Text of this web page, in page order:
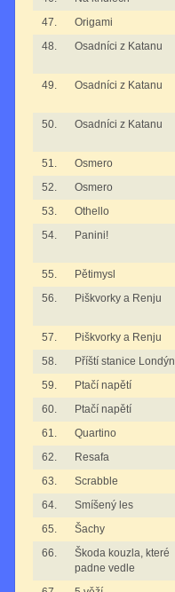
47.
Origami
48.
Osadníci z Katanu
49. Osadníci z Katanu
50. Osadníci z Katanu
51. Osmero
52.
Osmero
53.
Othello
54.
Panini!
55. Pětimysl
56.
Piškvorky a Renju
57. Piškvorky a Renju
58.
Příští stanice Londýn
59.
Ptačí napětí
60.
Ptačí napětí
61.
Quartino
62.
Resafa
63.
Scrabble
64.
Smíšený les
65.
Šachy
66.
Škoda kouzla, které
padne vedle